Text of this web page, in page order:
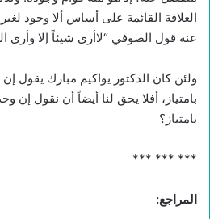
العلاقة القائمة على أساس ألا وجود
عنه قول الصوفي “لاأرى شيئاً إلا وأرى
ولئن كان الدكتور يواكيم مبارك يقول
بامتياز، أفلا يحق لنا أيضاً أن نقول إن
بامتياز؟
*** *** ***
المراجع: